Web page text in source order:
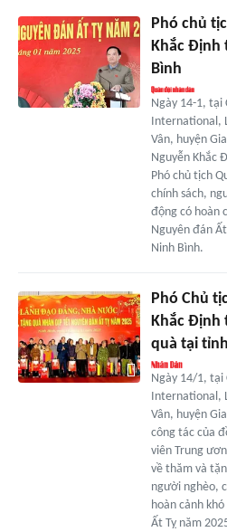
Phó chủ
Khắc Định
Bình
Ngày 14-1, tại
International,
Vân, huyện
Nguyễn Khắc
Phó chủ tịch
chính sách,
động có hoàn
Nguyên đán
Ninh Bình.
Phó Chủ
Khắc Định
quà tại
Ngày 14/1, tại
International,
Vân, huyện
công tác của
viên Trung
về thăm và
người nghèo,
hoàn cảnh
Ất Tỵ năm